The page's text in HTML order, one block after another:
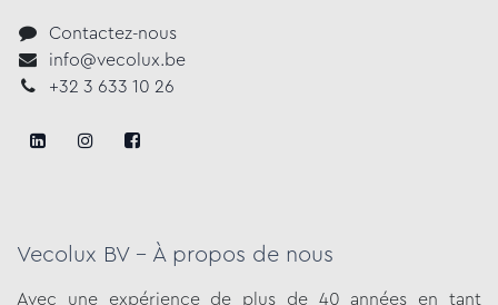
Contactez-nous
info@vecolux.be
+3​2 3 633​ 10 ​2​6
Vecolux BV - À propos de nous
Avec une expérience de plus de 40 années en tant